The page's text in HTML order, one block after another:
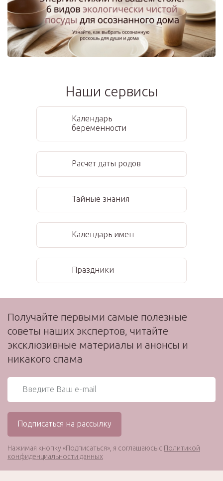
Наши сервисы
Календарь
беременности
Расчет даты родов
Тайные знания
Календарь имен
Праздники
Получайте первыми самые полезные
советы наших экспертов, читайте
эксклюзивные материалы и анонсы и
никакого спама
Нажимая кнопку «Подписаться», я соглашаюсь с Политикой
конфиденциальности данных